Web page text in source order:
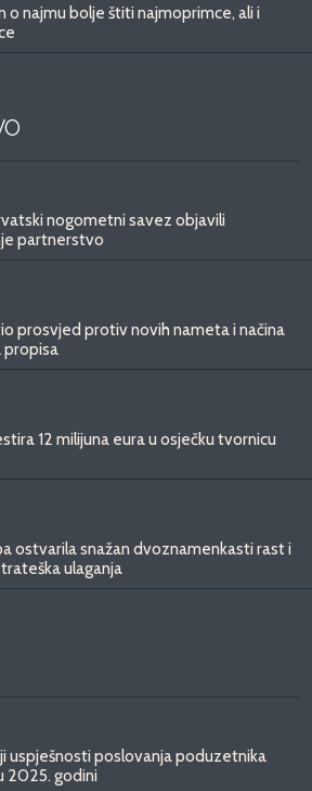
o najmu bolje štiti najmoprimce, ali i
nogometni savez objavili
partnerstvo
prosvjed protiv novih nameta i načina
propisa
12 milijuna eura u osječku tvornicu
ostvarila snažan dvoznamenkasti rast i
ulaganja
uspješnosti poslovanja poduzetnika
2025. godini